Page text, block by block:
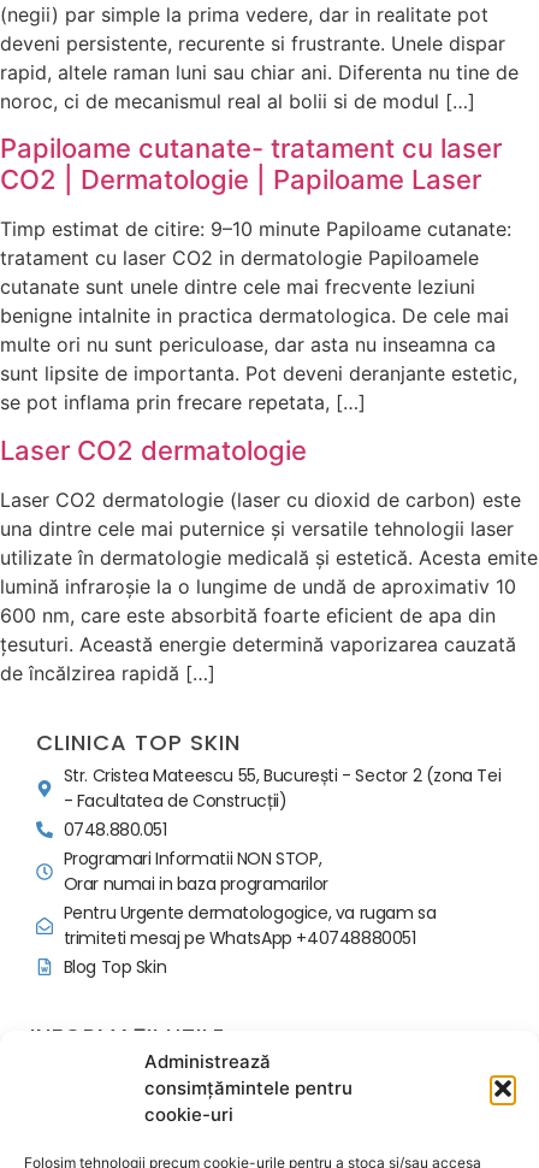
Administrează
consimțămintele pentru
cookie-uri
Folosim tehnologii precum cookie-urile pentru a stoca și/sau accesa
(negii) par simple la prima vedere, dar in realitate pot
deveni persistente, recurente si frustrante. Unele dispar
rapid, altele raman luni sau chiar ani. Diferenta nu tine de
noroc, ci de mecanismul real al bolii si de modul […]
Papiloame cutanate- tratament cu laser
CO2 | Dermatologie | Papiloame Laser
Timp estimat de citire: 9–10 minute Papiloame cutanate:
tratament cu laser CO2 in dermatologie Papiloamele
cutanate sunt unele dintre cele mai frecvente leziuni
benigne intalnite in practica dermatologica. De cele mai
multe ori nu sunt periculoase, dar asta nu inseamna ca
sunt lipsite de importanta. Pot deveni deranjante estetic,
se pot inflama prin frecare repetata, […]
Laser CO2 dermatologie
Laser CO2 dermatologie (laser cu dioxid de carbon) este
una dintre cele mai puternice și versatile tehnologii laser
utilizate în dermatologie medicală și estetică. Acesta emite
lumină infraroșie la o lungime de undă de aproximativ 10
600 nm, care este absorbită foarte eficient de apa din
țesuturi. Această energie determină vaporizarea cauzată
de încălzirea rapidă […]
CLINICA TOP SKIN
Str. Cristea Mateescu 55, București - Sector 2 (zona Tei
- Facultatea de Construcții)
0748.880.051
Programari Informatii NON STOP,
Orar numai in baza programarilor
Pentru Urgente dermatologogice, va rugam sa
trimiteti mesaj pe WhatsApp +40748880051
Blog Top Skin
INFORMAȚII UTILE
Politica programari si avans
Regulament Ordine Interioara
Contactează-ne
Despre noi